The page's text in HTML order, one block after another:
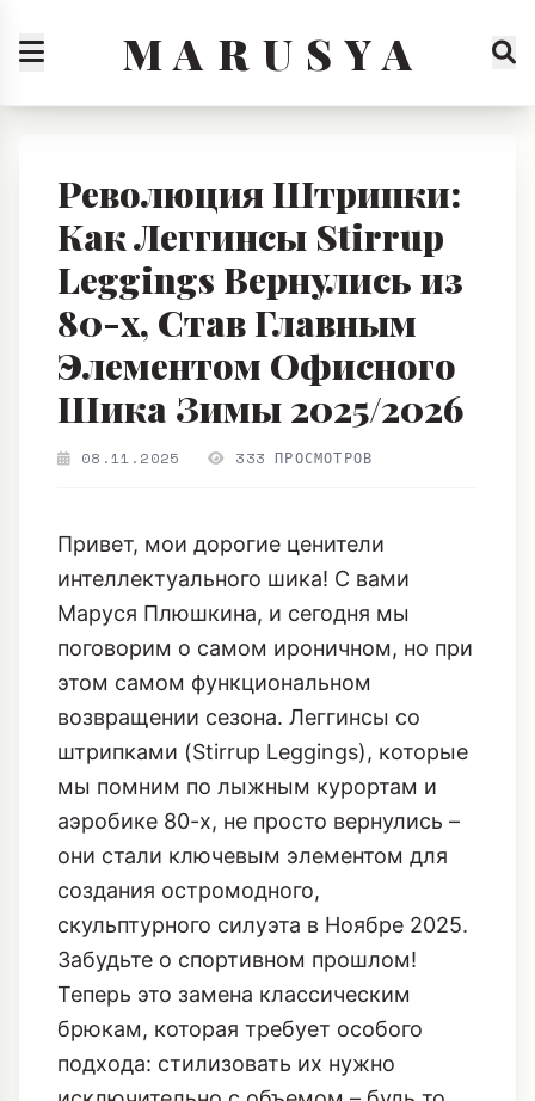
M A R U S Y A
Революция Штрипки:
Как Леггинсы Stirrup
Leggings Вернулись из
80-х, Став Главным
Элементом Офисного
08.11.2025 333 ПРОСМОТРОВ
Привет, мои дорогие ценители
интеллектуального шика! С вами
Маруся Плюшкина, и сегодня мы
поговорим о самом ироничном, но при
этом самом функциональном
возвращении сезона. Леггинсы со
штрипками (Stirrup Leggings), которые
мы помним по лыжным курортам и
аэробике 80-х, не просто вернулись –
они стали ключевым элементом для
создания остромодного,
скульптурного силуэта в Ноябре 2025.
Забудьте о спортивном прошлом!
Теперь это замена классическим